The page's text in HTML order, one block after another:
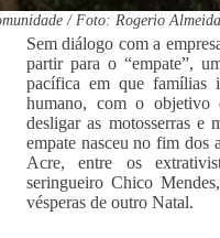
/ Foto: Rogerio Almeida
Sem diálogo com a
partir para o “empate”,
pacífica em que famílias
humano, com o objetivo
desligar as motosserras e
empate nasceu no fim dos
Acre, entre os
seringueiro Chico
vésperas de outro Natal.